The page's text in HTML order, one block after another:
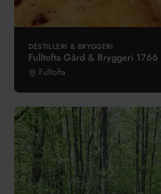
DESTILLERI & BRYGGERI
Fulltofta Gård & Bryggeri 1766
Fulltofta